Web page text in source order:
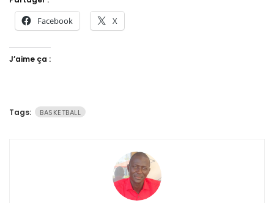
Facebook X
J’aime ça :
Tags: BASKETBALL